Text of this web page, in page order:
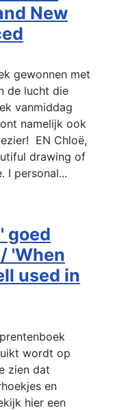
New
gewonnen met
de lucht die
vanmiddag
namelijk ook
EN Chloë,
drawing of
I personal...
goed
'When
used in
wordt op
zien dat
en
hier een